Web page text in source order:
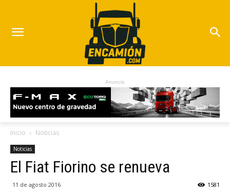
Anuncio
Inicio Noticias
Noticias
El Fiat Fiorino se renueva
11 de agosto 2016 1581